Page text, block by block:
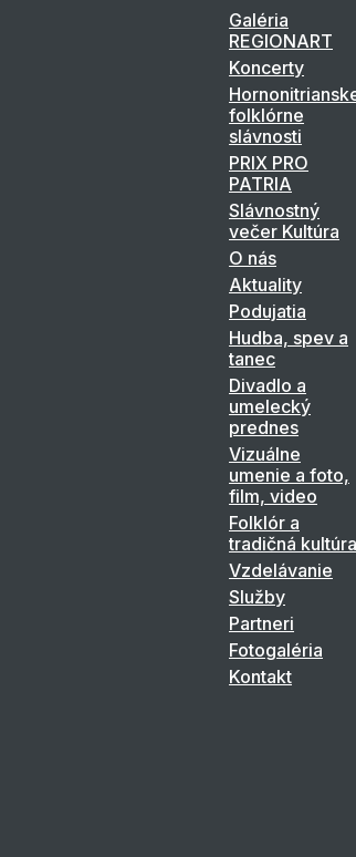
Galéria
REGIONART
Koncerty
folklórne
slávnosti
PRIX PRO
PATRIA
Slávnostný
večer Kultúra
O nás
Aktuality
Podujatia
Hudba, spev a
tanec
Divadlo a
umelecký
prednes
Vizuálne
umenie a foto,
film, video
Folklór a
tradičná kultúra
Vzdelávanie
Služby
Partneri
Fotogaléria
Kontakt